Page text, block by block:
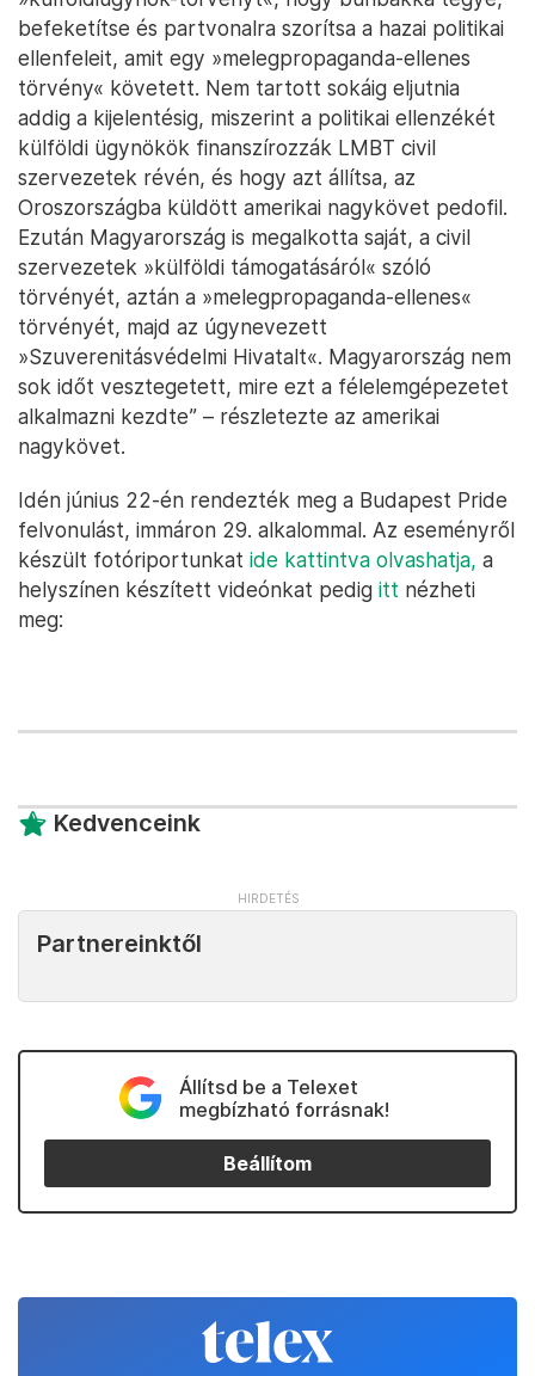
befeketítse és partvonalra szorítsa a hazai politikai
ellenfeleit, amit egy »melegpropaganda-ellenes
törvény« követett. Nem tartott sokáig eljutnia
addig a kijelentésig, miszerint a politikai ellenzékét
külföldi ügynökök finanszírozzák LMBT civil
szervezetek révén, és hogy azt állítsa, az
Oroszországba küldött amerikai nagykövet pedofil.
Ezután Magyarország is megalkotta saját, a civil
szervezetek »külföldi támogatásáról« szóló
törvényét, aztán a »melegpropaganda-ellenes«
törvényét, majd az úgynevezett
»Szuverenitásvédelmi Hivatalt«. Magyarország nem
sok időt vesztegetett, mire ezt a félelemgépezetet
alkalmazni kezdte” – részletezte az amerikai
nagykövet.
Idén június 22-én rendezték meg a Budapest Pride
felvonulást, immáron 29. alkalommal. Az eseményről
készült fotóriportunkat ide kattintva olvashatja, a
helyszínen készített videónkat pedig itt nézheti
meg:
Kedvenceink
Partnereinktől
Állítsd be a Telexet
megbízható forrásnak!
Beállítom